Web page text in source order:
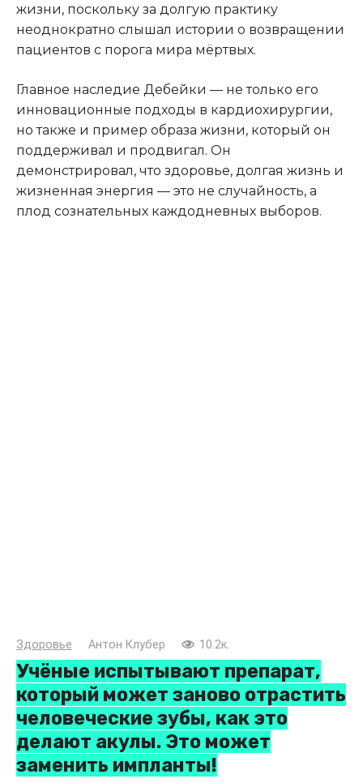
жизни, поскольку за долгую практику
неоднократно слышал истории о возвращении
пациентов с порога мира мёртвых.
Главное наследие Дебейки — не только его
инновационные подходы в кардиохирургии,
но также и пример образа жизни, который он
поддерживал и продвигал. Он
демонстрировал, что здоровье, долгая жизнь и
жизненная энергия — это не случайность, а
плод сознательных каждодневных выборов.
Здоровье Антон Клубер 10.2к.
Учёные испытывают препарат,
который может заново отрастить
человеческие зубы, как это
делают акулы. Это может
заменить импланты!